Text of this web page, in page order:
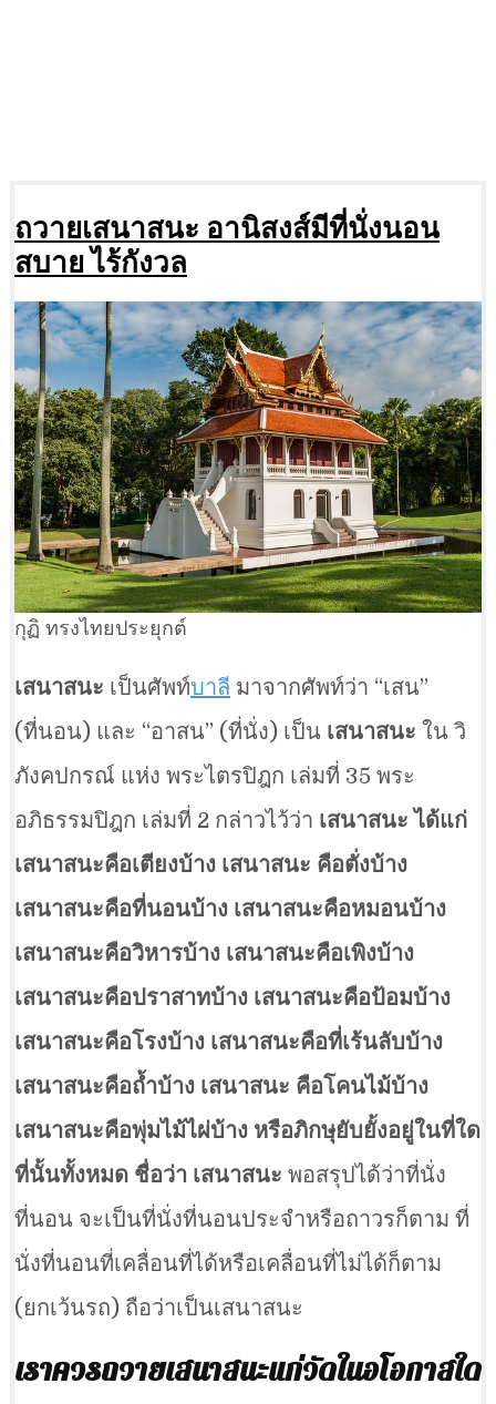
ถวายเสนาสนะ อานิสงส์มีที่นั่งนอน
สบาย ไร้กังวล
กุฏิ ทรงไทยประยุกต์
เสนาสนะ เป็นศัพท์บาลี มาจากศัพท์ว่า “เสน”
(ที่นอน) และ “อาสน” (ที่นั่ง) เป็น เสนาสนะ ใน วิ
ภังคปกรณ์ แห่ง พระไตรปิฎก เล่มที่ 35 พระ
อภิธรรมปิฎก เล่มที่ 2 กล่าวไว้ว่า เสนาสนะ ได้แก่
เสนาสนะคือเตียงบ้าง เสนาสนะ คือตั่งบ้าง
เสนาสนะคือที่นอนบ้าง เสนาสนะคือหมอนบ้าง
เสนาสนะคือวิหารบ้าง เสนาสนะคือเพิงบ้าง
เสนาสนะคือปราสาทบ้าง เสนาสนะคือป้อมบ้าง
เสนาสนะคือโรงบ้าง เสนาสนะคือที่เร้นลับบ้าง
เสนาสนะคือถ้ำบ้าง เสนาสนะ คือโคนไม้บ้าง
เสนาสนะคือพุ่มไม้ไผ่บ้าง หรือภิกษุยับยั้งอยู่ในที่ใด
ที่นั้นทั้งหมด ชื่อว่า เสนาสนะ พอสรุปได้ว่าที่นั่ง
ที่นอน จะเป็นที่นั่งที่นอนประจำหรือถาวรก็ตาม ที่
นั่งที่นอนที่เคลื่อนที่ได้หรือเคลื่อนที่ไม่ได้ก็ตาม
(ยกเว้นรถ) ถือว่าเป็นเสนาสนะ
เราควรถวายเสนาสนะแก่วัดในอโอกาสใด